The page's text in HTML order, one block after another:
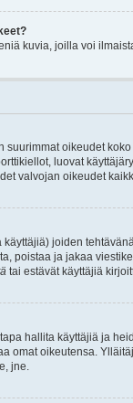
kuvia, joilla voi
suurimmat oikeudet
luovat
valvojan oikeudet
käyttäjiä) joiden
poistaa ja jakaa
tai estävät käyttäjiä
hallita käyttäjiä ja
omat oikeutensa.
jne.